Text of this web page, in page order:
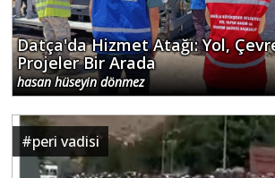
Datça'da Hizmet Atağı: Yol,
Projeler Bir Arada
hasan hüseyin dönmez
#peri vadisi